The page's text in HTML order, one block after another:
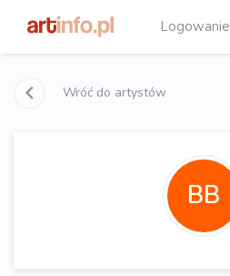
Logowanie
Wróć do artystów
BB